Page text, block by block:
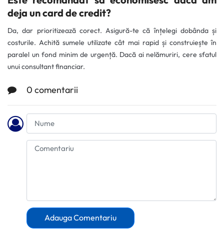
deja un card de credit?
Da, dar prioritizează corect. Asigură-te că înțelegi dobânda și
costurile. Achită sumele utilizate cât mai rapid și construiește în
paralel un fond minim de urgență. Dacă ai nelămuriri, cere sfatul
unui consultant financiar.
0 comentarii
Adauga Comentariu